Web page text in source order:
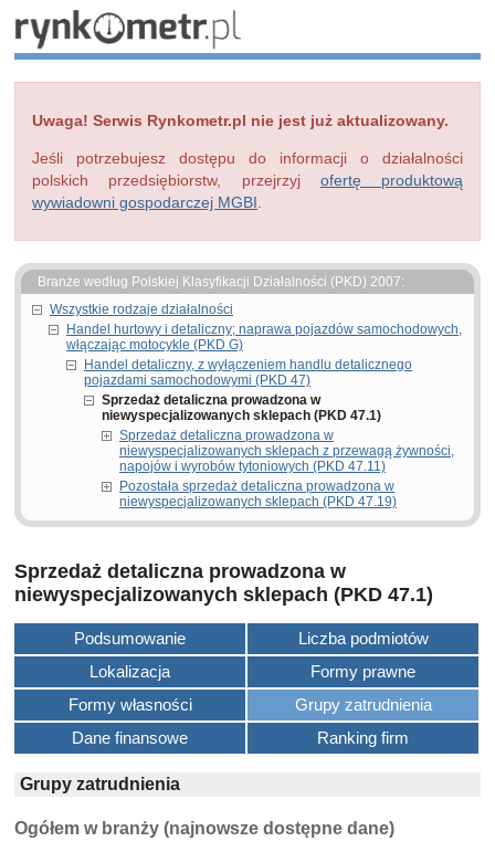
Uwaga! Serwis Rynkometr.pl nie jest już aktualizowany.
Jeśli potrzebujesz dostępu do informacji o działalności
polskich przedsiębiorstw, przejrzyj ofertę produktową
wywiadowni gospodarczej MGBI
Branże według Polskiej Klasyfikacji Działalności (PKD) 2007:
Wszystkie rodzaje działalności
Handel hurtowy i detaliczny; naprawa pojazdów samochodowych,
włączając motocykle (PKD G)
Handel detaliczny, z wyłączeniem handlu detalicznego
pojazdami samochodowymi (PKD 47)
Sprzedaż detaliczna prowadzona w
niewyspecjalizowanych sklepach (PKD 47.1)
Sprzedaż detaliczna prowadzona w
niewyspecjalizowanych sklepach z przewagą żywności,
napojów i wyrobów tytoniowych (PKD 47.11)
Pozostała sprzedaż detaliczna prowadzona w
niewyspecjalizowanych sklepach (PKD 47.19)
Sprzedaż detaliczna prowadzona w
niewyspecjalizowanych sklepach (PKD 47.1)
Podsumowanie
Liczba podmiotów
Lokalizacja
Formy prawne
Formy własności
Grupy zatrudnienia
Dane finansowe
Ranking firm
Grupy zatrudnienia
Ogółem w branży (najnowsze dostępne dane)